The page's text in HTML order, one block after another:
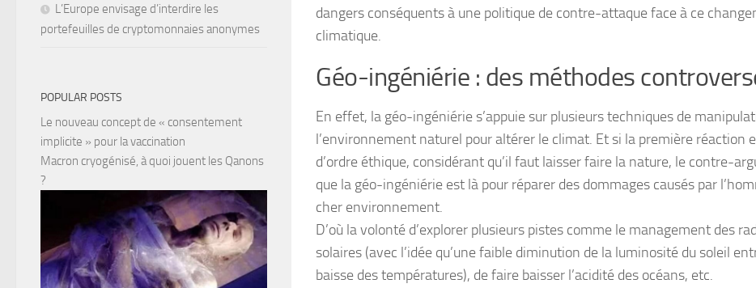
dangers conséquents à une politique de contre-attaque face à ce
climatique.
Géo-ingéniérie : des méthodes
En effet, la géo-ingéniérie s’appuie sur plusieurs techniques de
l’environnement naturel pour altérer le climat. Et si la première réaction
d’ordre éthique, considérant qu’il faut laisser faire la nature, le contre-
que la géo-ingéniérie est là pour réparer des dommages causés par
cher environnement.
D’où la volonté d’explorer plusieurs pistes comme le management des
solaires (avec l’idée qu’une faible diminution de la luminosité du soleil
baisse des températures), de faire baisser l’acidité des océans, etc.
L’Europe envisage d’interdire les
portefeuilles de cryptomonnaies anonymes
POPULAR POSTS
Le nouveau concept de « consentement
implicite » pour la vaccination
Macron cryogénisé, à quoi jouent les Qanons
?